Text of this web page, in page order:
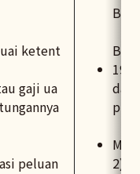
ketent
gaji ua
peluan
dan